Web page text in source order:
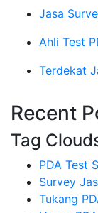
Jasa
Ahli Test
Terdekat
Recent
Tag
PDA Test
Survey
Tukang